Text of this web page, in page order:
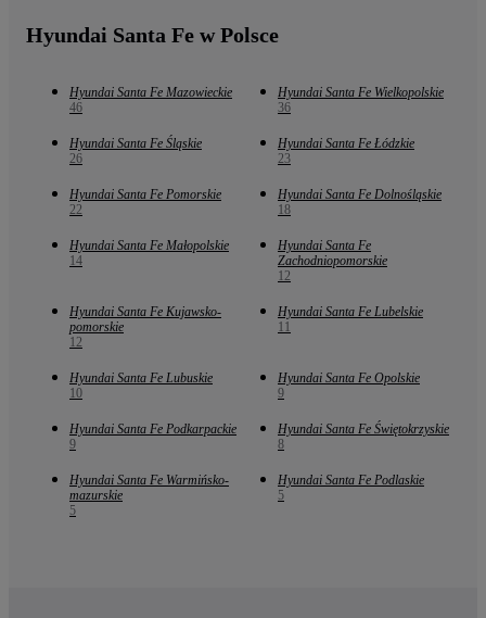
Hyundai Santa Fe w Polsce
Hyundai Santa Fe Mazowieckie
46
Hyundai Santa Fe Wielkopolskie
36
Hyundai Santa Fe Śląskie
26
Hyundai Santa Fe Łódzkie
23
Hyundai Santa Fe Pomorskie
22
Hyundai Santa Fe Dolnośląskie
18
Hyundai Santa Fe Małopolskie
14
Hyundai Santa Fe
Zachodniopomorskie
12
Hyundai Santa Fe Kujawsko-
pomorskie
12
Hyundai Santa Fe Lubelskie
11
Hyundai Santa Fe Lubuskie
10
Hyundai Santa Fe Opolskie
9
Hyundai Santa Fe Podkarpackie
9
Hyundai Santa Fe Świętokrzyskie
8
Hyundai Santa Fe Warmińsko-
mazurskie
5
Hyundai Santa Fe Podlaskie
5